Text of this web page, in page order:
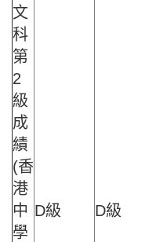
文
科
第
2
級
成
績
(香
港
中
學
D級 D級